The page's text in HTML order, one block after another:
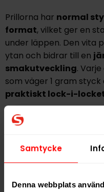
Samtycke
Denna webbplats
Prillorna har normal
format, vilket ger en
under läppen. Den vita
ytan och bidrar till en
smakutveckling.
som väger 1 gram
praktiskt lock-i-
Nikotininnehållet ligger
vilket gör Vårgårda
som vill ha en
örtig och
Vårgårda Skog